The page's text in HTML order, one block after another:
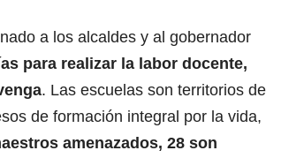
a los alcaldes y al gobernador
para realizar la labor docente,
. Las escuelas son territorios de
de formación integral por la vida,
amenazados, 28 son